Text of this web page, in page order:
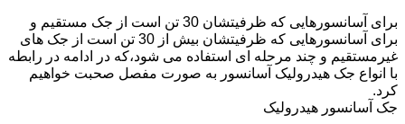
برای آسانسورهایی که ظرفیتشان 30 تن است از جک مستقیم و
برای آسانسورهایی که ظرفیتشان بیش از 30 تن است از جک های
غیرمستقیم و چند مرحله ای استفاده می شود،که در ادامه در رابطه
با انواع جک هیدرولیک آسانسور به صورت مفصل صحبت خواهیم
کرد.
جک آسانسور هیدرولیک